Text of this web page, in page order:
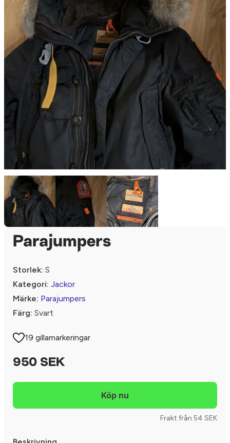
Parajumpers
Storlek: S
Kategori: Jackor
Märke: Parajumpers
Färg: Svart
19 gillamarkeringar
950 SEK
Frakt från 54 SEK